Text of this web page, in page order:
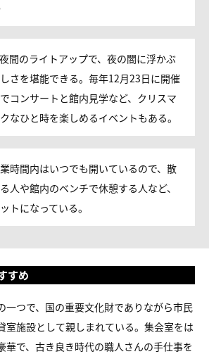
間のライトアップで、夜の闇に浮かぶ
さを堪能できる。毎年12月23日に開催
コンサートと館内見学など、クリスマ
なひと時を楽しめるイベントもある。
時間内はいつでも開いているので、散
人や館内のベンチで休憩する人など、
トになっている。
すめ
一つで、国の重要文化財でありながら市民
室施設として親しまれている。集会室をは
華で、古き良き時代の職人さんの手仕事を